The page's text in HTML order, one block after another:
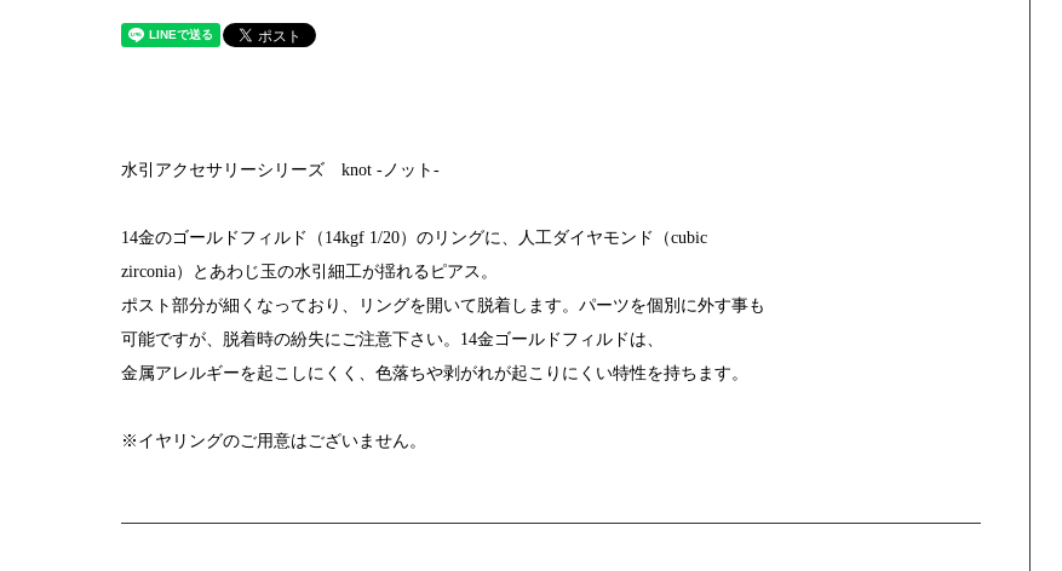
水引アクセサリーシリーズ knot -ノット-
14金のゴールドフィルド（14kgf 1/20）のリングに、人工ダイヤモンド（cubic
zirconia）とあわじ玉の水引細工が揺れるピアス。
ポスト部分が細くなっており、リングを開いて脱着します。パーツを個別に外す事も
可能ですが、脱着時の紛失にご注意下さい。14金ゴールドフィルドは、
金属アレルギーを起こしにくく、色落ちや剥がれが起こりにくい特性を持ちます。
※イヤリングのご用意はございません。